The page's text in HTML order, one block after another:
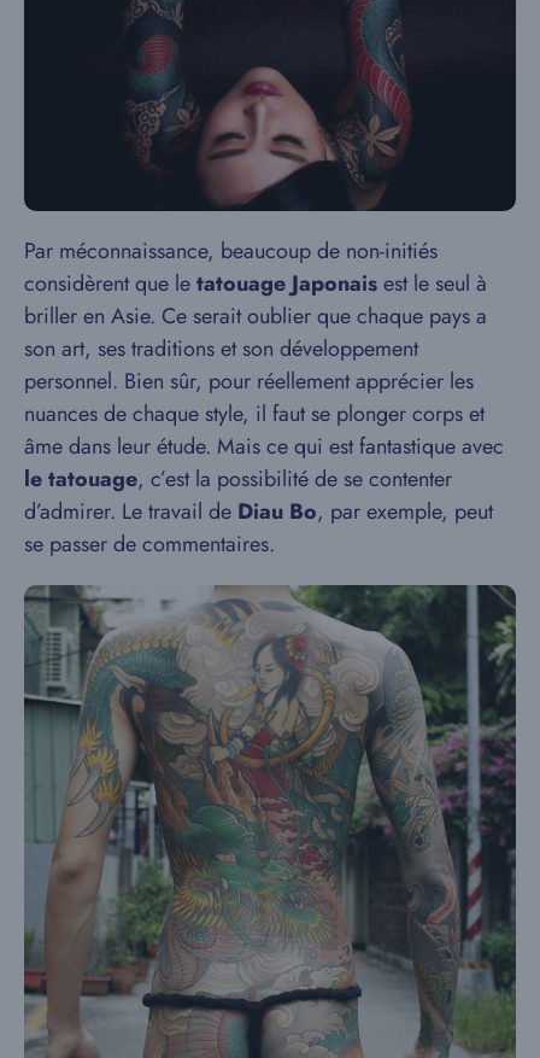
Par méconnaissance, beaucoup de non-initiés
considèrent que letatouage Japonaisest le seul à
briller en Asie. Ce serait oublier que chaque pays a
son art, ses traditions et son développement
personnel. Bien sûr, pour réellement apprécier les
nuances de chaque style, il faut se plonger corps et
âme dans leur étude. Mais ce qui est fantastique avec
le tatouage, c’est la possibilité de se contenter
d’admirer. Le travail de Diau Bo, par exemple, peut
se passer de commentaires.